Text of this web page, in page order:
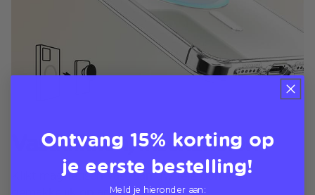
Vastklikken, inschakelen
Klikt magnetisch vast aan uw telefoon voor
gemakkelijk opladen
Ontvang 15% korting op
je eerste bestelling!
Meld je hieronder aan: